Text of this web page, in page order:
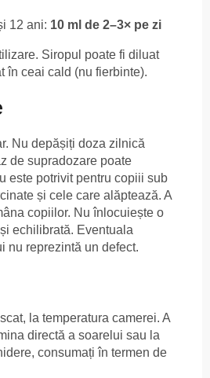
12 ani: 10 ml de 2–3× pe zi
Siropul poate fi diluat
în ceai cald (nu fierbinte).
Nu depășiți doza zilnică
de supradozare poate
este potrivit pentru copiii sub
și cele care alăptează. A
copiilor. Nu înlocuiește o
echilibrată. Eventuala
nu reprezintă un defect.
la temperatura camerei. A
directă a soarelui sau la
consumați în termen de